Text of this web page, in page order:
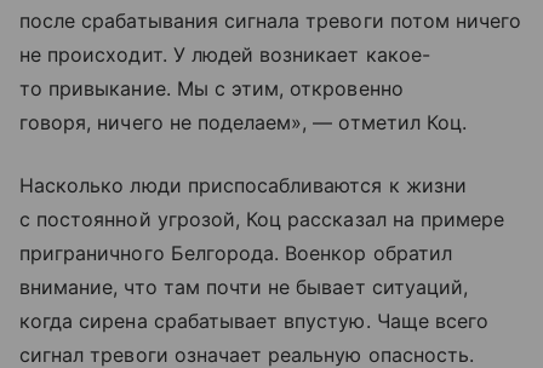
после срабатывания сигнала тревоги потом ничего
не происходит. У людей возникает какое-
то привыкание. Мы с этим, откровенно
говоря, ничего не поделаем», — отметил Коц.
Насколько люди приспосабливаются к жизни
с постоянной угрозой, Коц рассказал на примере
приграничного Белгорода. Военкор обратил
внимание, что там почти не бывает ситуаций,
когда сирена срабатывает впустую. Чаще всего
сигнал тревоги означает реальную опасность.